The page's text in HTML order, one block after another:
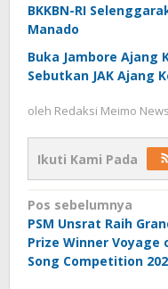
BKKBN-RI
Manado
Buka Jambore Ajang
Sebutkan JAK Ajang
oleh Redaksi Meimo News
Ikuti Kami Pada
Navigasi
pos
Pos sebelumnya
PSM Unsrat Raih
Prize Winner Voyage
Song Competition